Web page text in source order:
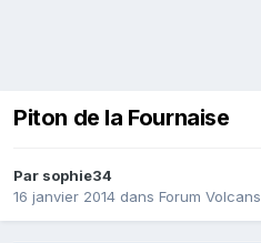
Piton de la Fournaise
Par sophie34
16 janvier 2014 dans Forum Volcans